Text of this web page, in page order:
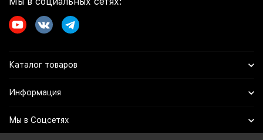
Каталог товаров
Информация
Мы в Соцсетях